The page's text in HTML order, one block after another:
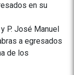
en su
P. José Manuel
a egresados
de los